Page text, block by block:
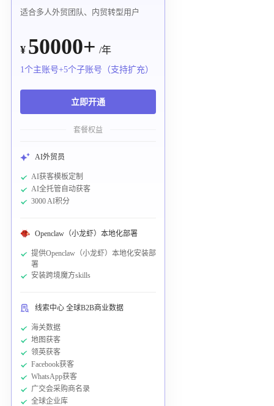
适合多人外贸团队、内贸转型用户
¥ 50000+ /年
1个主账号+5个子账号（支持扩充）
立即开通
套餐权益
AI外贸员
AI获客模板定制
AI全托管自动获客
3000 AI积分
Openclaw（小龙虾）本地化部署
提供Openclaw（小龙虾）本地化安装部
署
安装跨境魔方skills
线索中心 全球B2B商业数据
海关数据
地图获客
领英获客
Facebook获客
WhatsApp获客
广交会采购商名录
全球企业库